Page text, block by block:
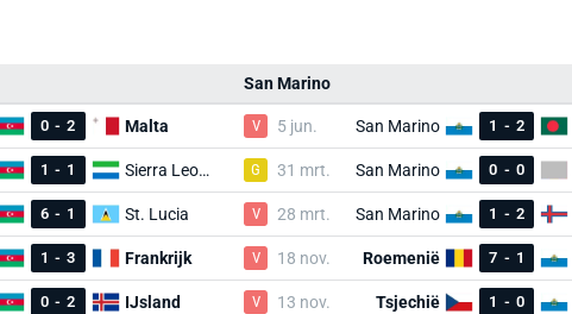
0 - 2 Malta
1 - 1 Sierra Leone
6 - 1 St. Lucia
1 - 3 Frankrijk
0 - 2 IJsland
San Marino
V 5 jun. San Marino 1 - 2
G 31 mrt. San Marino 0 - 0
V 28 mrt. San Marino 1 - 2
V 18 nov. Roemenië 7 - 1
V 13 nov. Tsjechië 1 - 0